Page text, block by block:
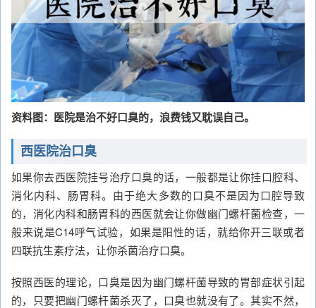
资料图：医院是治不好口臭的，浪费钱又耽误自己。
西医院治口臭
如果你去西医院挂号治疗口臭的话，一般都是让你挂口腔科、
消化内科、肠胃科。由于绝大多数的口臭不是因为口腔导致
的，消化内科和肠胃科的西医就会让你做幽门螺杆菌检查，一
般来说是C14呼气试验，如果是阳性的话，就给你开三联或者
四联抗生素疗法，让你杀菌治疗口臭。
按照西医的理论，口臭是因为幽门螺杆菌导致的胃部症状引起
的，只要把幽门螺杆菌杀灭了，口臭也就没有了。其实不然，